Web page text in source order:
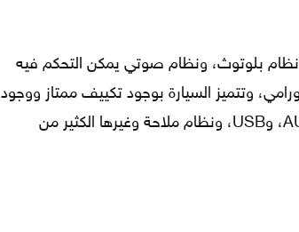
نظام بلوتوث، ونظام صوتي يمكن التحكم فيه
وتتميز السيارة بوجود تكييف ممتاز ووجود
فتحات خلفية للمكيف، بالإضافة إلى مدخل AUX، وUSB، ونظام ملاحة وغيرها الكثير من